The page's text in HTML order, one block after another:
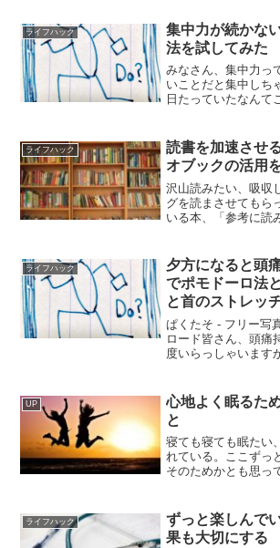
作って確認していか
ですよね。今回はこ
みます。財布を忘れ
ライフハック
集中力が続かな
法を試してみた
みなさん、集中力っ
いことだと集中しち
日たっていたなんて
ど、仕事だとどうで
切れちゃって気が
いたってことあった
仕事が立て込んでい
ライフハック
読書を加速させ
オブックの活用
沢山読みたい、吸収
グを読まさせてもら
いる本、「参考に読
になるな」とか、ど
たい本が増えてい
本を大量に買う資金
りますが、それより
ライフハック
夕方になると頭
でポモドーロ法
と首のストレッ
ようにした
ぱくたそ - フリー写
ロード皆さん、頭痛
度いらっしゃいます
方になると頭痛で苦
は大丈夫なんですけ
が痛い。ひどいとそ
うんですよ。夕方に
UP
心地よく眠るた
と
寝ても寝ても眠たい
れている。ここずっ
そのためかとも思っ
しいが理由で健康を
もったいない！持
にまずは睡眠の質に
結果を見ながらこの
ライフハック
ずっと楽しんで
果も大切にする